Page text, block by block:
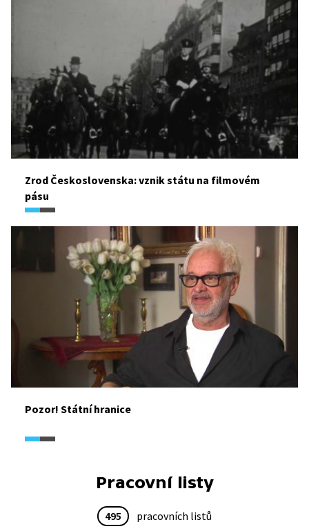
Zrod Československa: vznik státu na filmovém
pásu
Pozor! Státní hranice
Pracovní listy
495 pracovních listů